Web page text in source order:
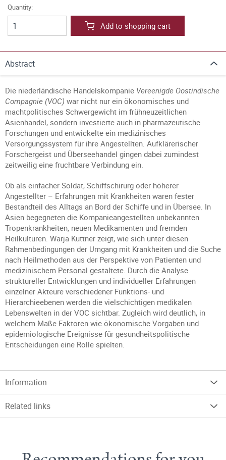
Quantity:
Add to shopping cart
Abstract
Die niederländische Handelskompanie Vereenigde Oostindische
Compagnie (VOC) war nicht nur ein ökonomisches und
machtpolitisches Schwergewicht im frühneuzeitlichen
Asienhandel, sondern investierte auch in pharmazeutische
Forschungen und entwickelte ein medizinisches
Versorgungssystem für ihre Angestellten. Aufklärerischer
Forschergeist und Überseehandel gingen dabei zumindest
zeitweilig eine fruchtbare Verbindung ein.
Ob als einfacher Soldat, Schiffschirurg oder höherer
Angestellter – Erfahrungen mit Krankheiten waren fester
Bestandteil des Alltags an Bord der Schiffe und in Übersee. In
Asien begegneten die Kompanieangestellten unbekannten
Tropenkrankheiten, neuen Medikamenten und fremden
Heilkulturen. Warja Kuttner zeigt, wie sich unter diesen
Rahmenbedingungen der Umgang mit Krankheiten und die Suche
nach Heilmethoden aus der Perspektive von Patienten und
medizinischem Personal gestaltete. Durch die Analyse
struktureller Entwicklungen und individueller Erfahrungen
einzelner Akteure verschiedener Funktions- und
Hierarchieebenen werden die vielschichtigen medikalen
Lebenswelten in der VOC sichtbar. Zugleich wird deutlich, in
welchem Maße Faktoren wie ökonomische Vorgaben und
epidemiologische Ereignisse für gesundheitspolitische
Entscheidungen eine Rolle spielten.
Information
Related links